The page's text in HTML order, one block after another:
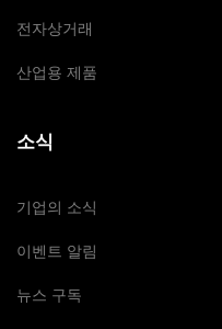
전자상거래
산업용 제품
소식
기업의 소식
이벤트 알림
뉴스 구독